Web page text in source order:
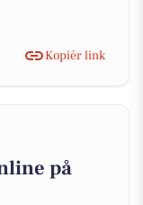
Kopiér link
på